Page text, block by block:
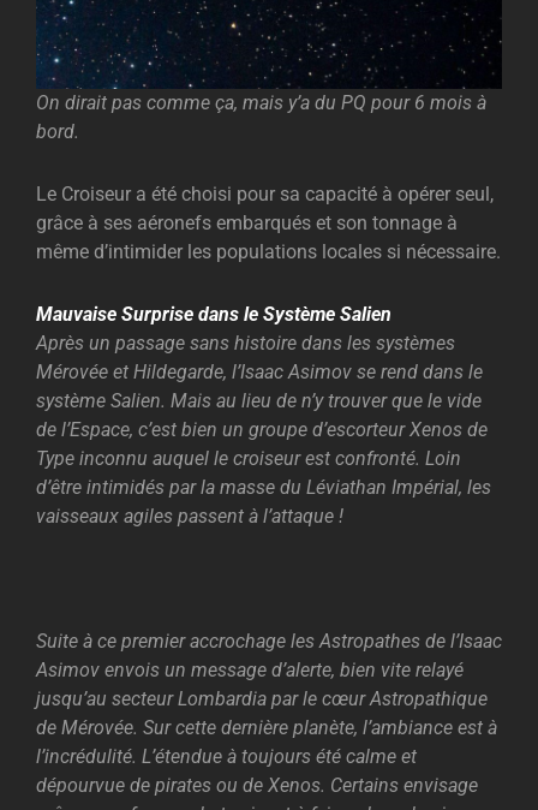
On dirait pas comme ça, mais y’a du PQ pour 6 mois à
bord.
Le Croiseur a été choisi pour sa capacité à opérer seul,
grâce à ses aéronefs embarqués et son tonnage à
même d’intimider les populations locales si nécessaire.
Mauvaise Surprise dans le Système Salien
Après un passage sans histoire dans les systèmes
Mérovée et Hildegarde, l’Isaac Asimov se rend dans le
système Salien. Mais au lieu de n’y trouver que le vide
de l’Espace, c’est bien un groupe d’escorteur Xenos de
Type inconnu auquel le croiseur est confronté. Loin
d’être intimidés par la masse du Léviathan Impérial, les
vaisseaux agiles passent à l’attaque !
Suite à ce premier accrochage les Astropathes de l’Isaac
Asimov envois un message d’alerte, bien vite relayé
jusqu’au secteur Lombardia par le cœur Astropathique
de Mérovée. Sur cette dernière planète, l’ambiance est à
l’incrédulité. L’étendue à toujours été calme et
dépourvue de pirates ou de Xenos. Certains envisage